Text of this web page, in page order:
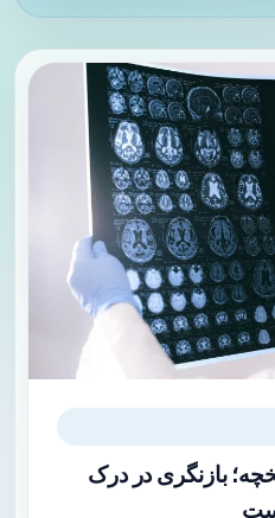
بازنگری در درک